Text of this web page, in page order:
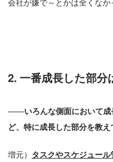
2. 一番成長した部分
───いろんな側面において
ど、特に成長した部分を教え
増元） タスクやスケジュール